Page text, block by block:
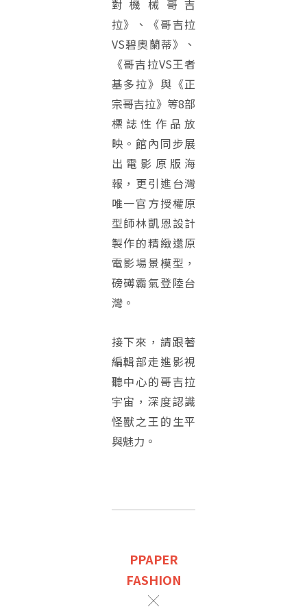
對機械哥吉
拉》、《哥吉拉
VS碧奧蘭蒂》、
《哥吉拉VS王者
基多拉》與《正
宗哥吉拉》等8部
標誌性作品放
映。館內同步展
出電影原版海
報，更引進台灣
唯一官方授權原
型師林凱恩設計
製作的精緻還原
電影場景模型，
磅礡霸氣登陸台
灣。
接下來，請跟著
編輯部走進影視
聽中心的哥吉拉
宇宙，深度認識
怪獸之王的生平
與魅力。
PPAPER
FASHION
╳